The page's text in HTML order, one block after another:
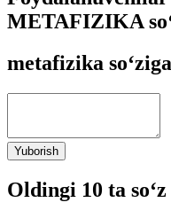
METAFIZIKA
metafizika
Yuborish
Oldingi 10 ta so‘z